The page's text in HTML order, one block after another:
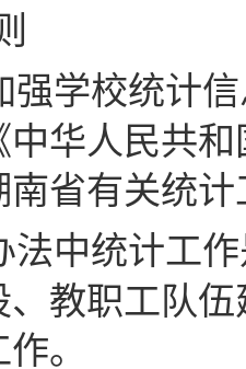
学校统计
华人民共
省有关统
中统计工
教职工队
。